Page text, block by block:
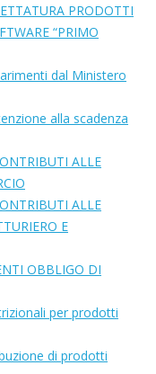
PRODOTTI
“PRIMO
dal Ministero
alla scadenza
ALLE
ALLE
E
OBBLIGO DI
per prodotti
di prodotti